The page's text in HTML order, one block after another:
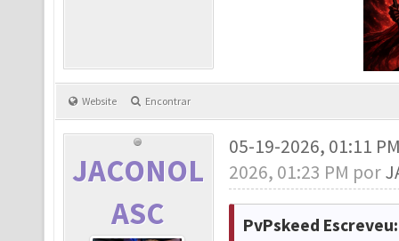
Website Encontrar
JACONOL
ASC
05-19-2026, 01:11
2026, 01:23 PM por
PvPskeed Escreveu: